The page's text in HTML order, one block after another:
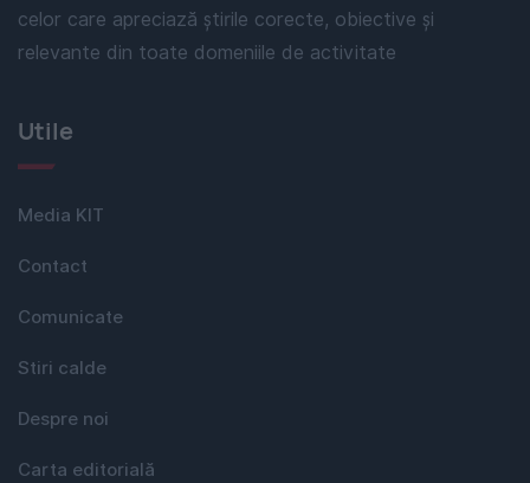
celor care apreciază știrile corecte, obiective și
relevante din toate domeniile de activitate
Utile
Media KIT
Contact
Comunicate
Stiri calde
Despre noi
Carta editorială